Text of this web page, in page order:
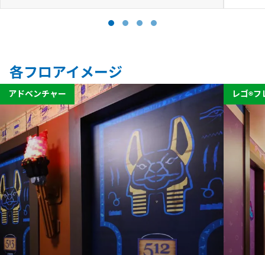
各フロアイメージ
アドベンチャー レゴ®フ